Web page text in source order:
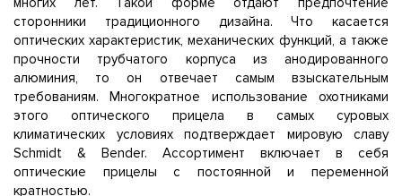
сторонники традиционного дизайна. Что касается
оптических характеристик, механических функций, а также
прочности трубчатого корпуса из анодированного
алюминия, то он отвечает самым взыскательным
требованиям. Многократное использование охотниками
этого оптического прицела в самых суровых
климатических условиях подтверждает мировую славу
Schmidt & Bender. Ассортимент включает в себя
оптические прицелы с постоянной и переменной
кратностью.